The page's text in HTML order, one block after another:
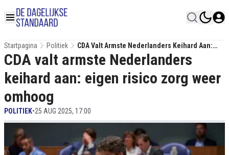
Startpagina Politiek
CDA Valt Armste Nederlanders Keihard Aan:
Eigen Risico Zorg Weer Omhoog
CDA valt armste Nederlanders
keihard aan: eigen risico zorg weer
omhoog
POLITIEK•25 AUG 2025, 17:00